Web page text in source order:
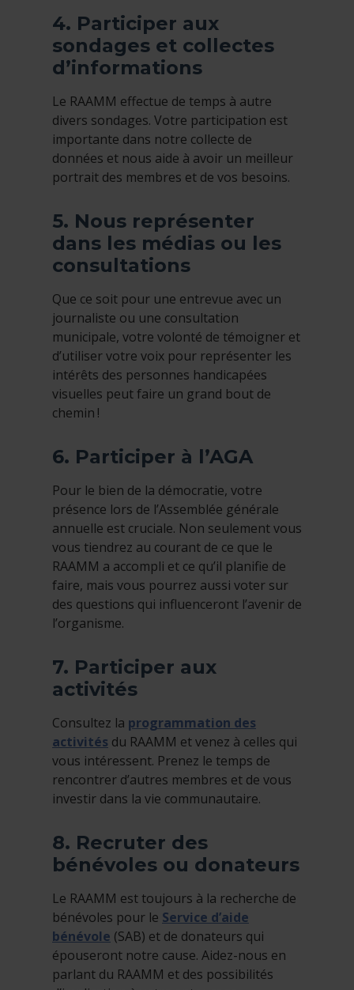
4. Participer aux
sondages et collectes
d’informations
Le RAAMM effectue de temps à autre
divers sondages. Votre participation est
importante dans notre collecte de
données et nous aide à avoir un meilleur
portrait des membres et de vos besoins.
5. Nous représenter
dans les médias ou les
consultations
Que ce soit pour une entrevue avec un
journaliste ou une consultation
municipale, votre volonté de témoigner et
d’utiliser votre voix pour représenter les
intérêts des personnes handicapées
visuelles peut faire un grand bout de
chemin !
6. Participer à l’AGA
Pour le bien de la démocratie, votre
présence lors de l’Assemblée générale
annuelle est cruciale. Non seulement vous
vous tiendrez au courant de ce que le
RAAMM a accompli et ce qu’il planifie de
faire, mais vous pourrez aussi voter sur
des questions qui influenceront l’avenir de
l’organisme.
7. Participer aux
activités
Consultez la programmation des
activités du RAAMM et venez à celles qui
vous intéressent. Prenez le temps de
rencontrer d’autres membres et de vous
investir dans la vie communautaire.
8. Recruter des
bénévoles ou donateurs
Le RAAMM est toujours à la recherche de
bénévoles pour le Service d’aide
bénévole (SAB) et de donateurs qui
épouseront notre cause. Aidez-nous en
parlant du RAAMM et des possibilités